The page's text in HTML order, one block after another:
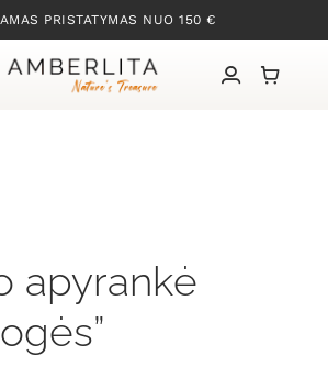
PRISTATYMAS NUO 150 €
Apie Gintarą
Mūsų istorija
apyrankė